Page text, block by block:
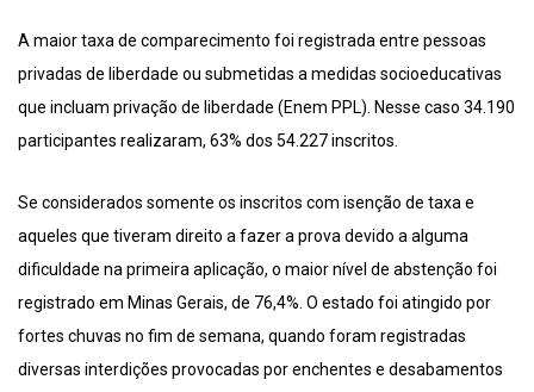
A maior taxa de comparecimento foi registrada entre pessoas
privadas de liberdade ou submetidas a medidas socioeducativas
que incluam privação de liberdade (Enem PPL). Nesse caso 34.190
participantes realizaram, 63% dos 54.227 inscritos.
Se considerados somente os inscritos com isenção de taxa e
aqueles que tiveram direito a fazer a prova devido a alguma
dificuldade na primeira aplicação, o maior nível de abstenção foi
registrado em Minas Gerais, de 76,4%. O estado foi atingido por
fortes chuvas no fim de semana, quando foram registradas
diversas interdições provocadas por enchentes e desabamentos